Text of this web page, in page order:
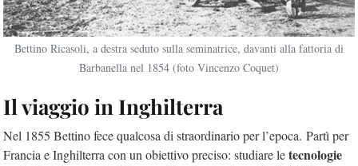
Bettino Ricasoli, a destra seduto sulla seminatrice, davanti alla fattoria di
Barbanella nel 1854 (foto Vincenzo Coquet)
Il viaggio in Inghilterra
Nel 1855 Bettino fece qualcosa di straordinario per l’epoca. Partì per
Francia e Inghilterra con un obiettivo preciso: studiare letecnologie